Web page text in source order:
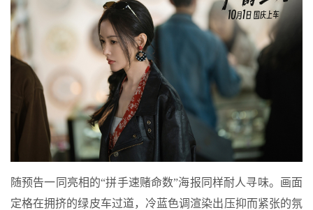
随预告一同亮相的“拼手速赌命数”海报同样耐人寻味。画面
定格在拥挤的绿皮车过道，冷蓝色调渲染出压抑而紧张的氛